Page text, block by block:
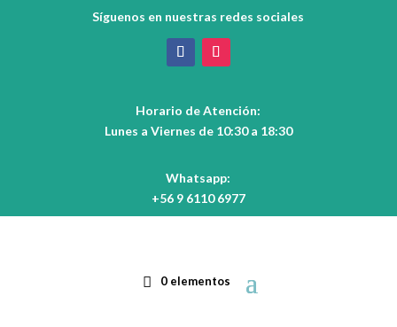
Síguenos en nuestras redes sociales
Horario de Atención:
Lunes a Viernes de 10:30 a 18:30
Whatsapp:
+56 9 6110 6977
0 elementos